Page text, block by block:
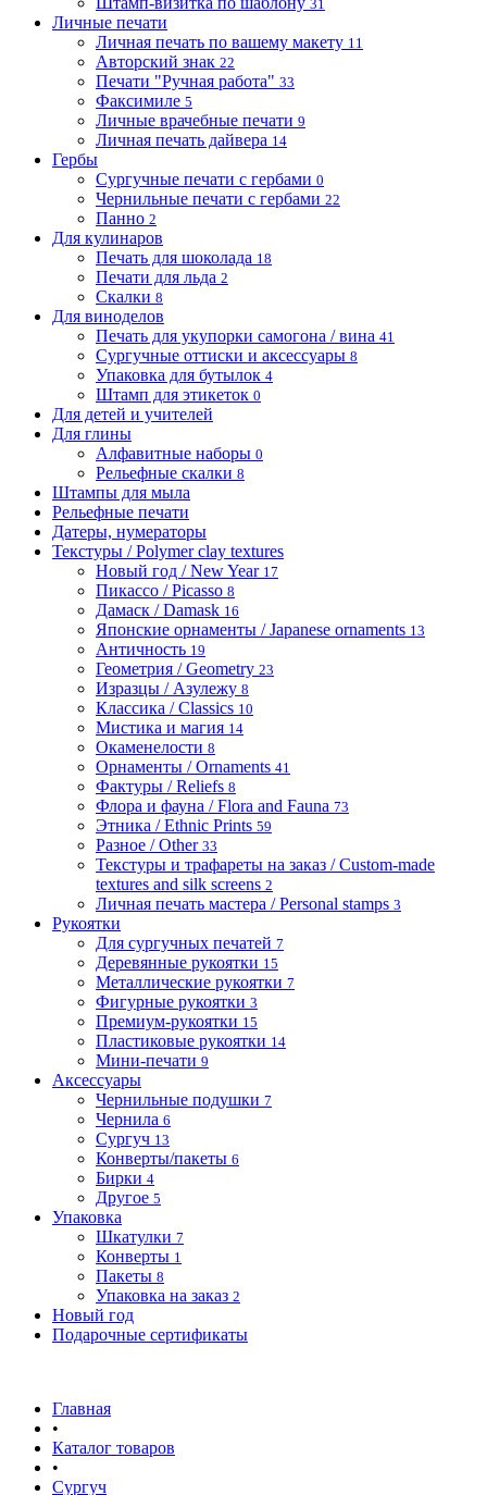
31
Личные печати
Личная печать по вашему макету 11
Авторский знак 22
Печати "Ручная работа" 33
Факсимиле 5
Личные врачебные печати 9
Личная печать дайвера 14
Гербы
Сургучные печати с гербами 0
Чернильные печати с гербами 22
Панно 2
Для кулинаров
Печать для шоколада 18
Печати для льда 2
Скалки 8
Для виноделов
Печать для укупорки самогона / вина 41
Сургучные оттиски и аксессуары 8
Упаковка для бутылок 4
Штамп для этикеток 0
Для детей и учителей
Для глины
Алфавитные наборы 0
Рельефные скалки 8
Штампы для мыла
Рельефные печати
Датеры, нумераторы
Текстуры / Polymer clay textures
Новый год / New Year 17
Пикассо / Picasso 8
Дамаск / Damask 16
Японские орнаменты / Japanese ornaments 13
Античность 19
Геометрия / Geometry 23
Изразцы / Азулежу 8
Классика / Classics 10
Мистика и магия 14
Окаменелости 8
Орнаменты / Ornaments 41
Фактуры / Reliefs 8
Флора и фауна / Flora and Fauna 73
Этника / Ethnic Prints 59
Разное / Other 33
Текстуры и трафареты на заказ / Custom-made
textures and silk screens 2
Личная печать мастера / Personal stamps 3
Рукоятки
Для сургучных печатей 7
Деревянные рукоятки 15
Металлические рукоятки 7
Фигурные рукоятки 3
Премиум-рукоятки 15
Пластиковые рукоятки 14
Мини-печати 9
Аксессуары
Чернильные подушки 7
Чернила 6
Сургуч 13
Конверты/пакеты 6
Бирки 4
Другое 5
Упаковка
Шкатулки 7
Конверты 1
Пакеты 8
Упаковка на заказ 2
Новый год
Подарочные сертификаты
Главная
•
Каталог товаров
•
Сургуч